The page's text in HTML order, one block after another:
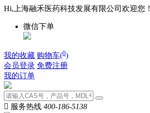
Hi,上海融禾医药科技发展有限公司欢迎您！
微信下单
我的收藏 购物车(0)
会员登录 免费注册
我的订单
 服务热线 400-186-5138